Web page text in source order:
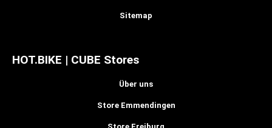
Sitemap
HOT.BIKE | CUBE Stores
Über uns
Store Emmendingen